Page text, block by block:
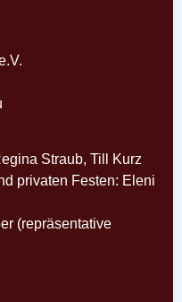
Straub, Till Kurz
privaten Festen: Eleni
(repräsentative